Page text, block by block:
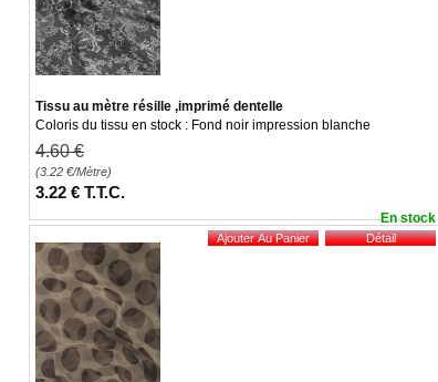
Tissu au mètre résille ,imprimé dentelle
Coloris du tissu en stock : Fond noir impression blanche
4.60 €
(3.22 €/Mètre)
3.22 € T.T.C.
En stock